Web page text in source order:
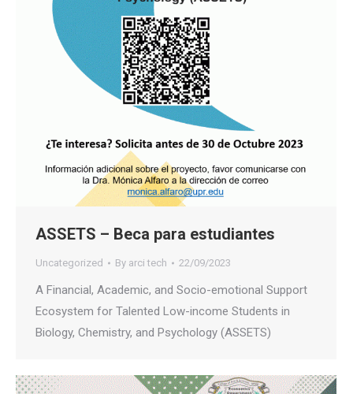
ASSETS – Beca para estudiantes
Uncategorized By arci tech 22/09/2023
A Financial, Academic, and Socio-emotional Support
Ecosystem for Talented Low-income Students in
Biology, Chemistry, and Psychology (ASSETS)